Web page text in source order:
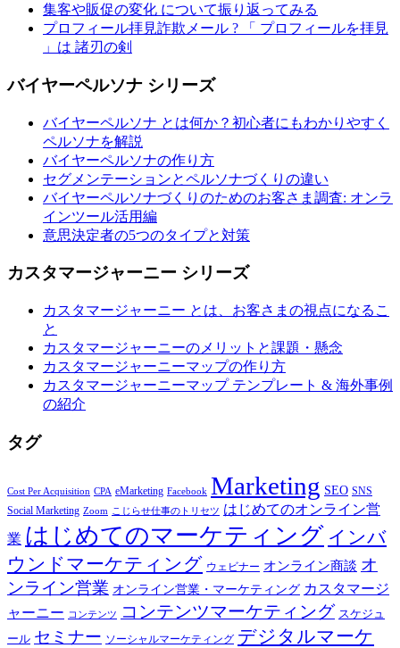
集客や販促の変化 について振り返ってみる
プロフィール拝見詐欺メール ? 「 プロフィールを拝見
」は 諸刃の剣
バイヤーペルソナ シリーズ
バイヤーペルソナ とは何か？初心者にもわかりやすく
ペルソナを解説
バイヤーペルソナの作り方
セグメンテーションとペルソナづくりの違い
バイヤーペルソナづくりのためのお客さま調査: オンラ
インツール活用編
意思決定者の5つのタイプと対策
カスタマージャーニー シリーズ
カスタマージャーニー とは、お客さまの視点になるこ
と
カスタマージャーニーのメリットと課題・懸念
カスタマージャーニーマップの作り方
カスタマージャーニーマップ テンプレート & 海外事例
の紹介
タグ
Cost Per Acquisition CPA eMarketing Facebook Marketing SEO SNS
Social Marketing Zoom こじらせ仕事のトリセツ はじめてのオンライン営
業 はじめてのマーケティング インバ
ウンドマーケティング ウェビナー オンライン商談 オ
ンライン営業 オンライン営業・マーケティング カスタマージ
ャーニー コンテンツ コンテンツマーケティング スケジュ
ール セミナー ソーシャルマーケティング デジタルマーケ